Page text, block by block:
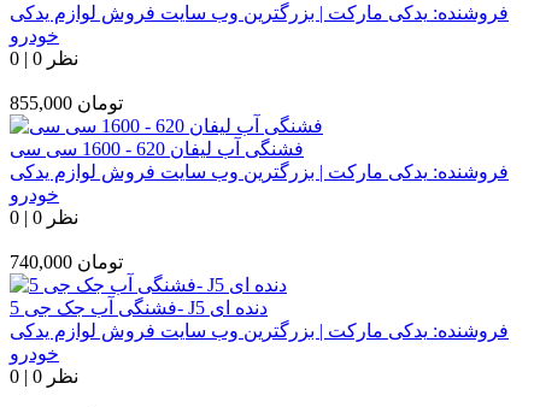
فروشنده: یدکی مارکت | بزرگترین وب سایت فروش لوازم یدکی
خودرو
0 | 0 نظر
855,000 تومان
فشنگی آب لیفان 620 - 1600 سی سی
فروشنده: یدکی مارکت | بزرگترین وب سایت فروش لوازم یدکی
خودرو
0 | 0 نظر
740,000 تومان
فشنگی آب جک جی 5- J5 دنده ای
فروشنده: یدکی مارکت | بزرگترین وب سایت فروش لوازم یدکی
خودرو
0 | 0 نظر